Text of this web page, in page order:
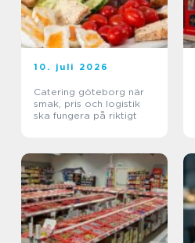
10. juli 2026
Catering göteborg när
smak, pris och logistik
ska fungera på riktigt